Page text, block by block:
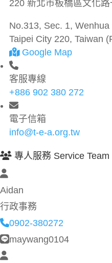
220 新北市板橋區文化
No.313, Sec. 1,
Taipei City 220, Taiwan
Google Map
客服專線
+886 902 380 272
電子信箱
info@t-e-a.org.tw
專人服務 Service Team
Aidan
行政事務
0902-380272
maywang0104